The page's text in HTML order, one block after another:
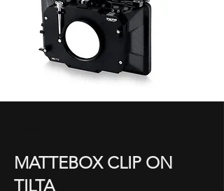
MATTEBOX CLIP ON
TILTA